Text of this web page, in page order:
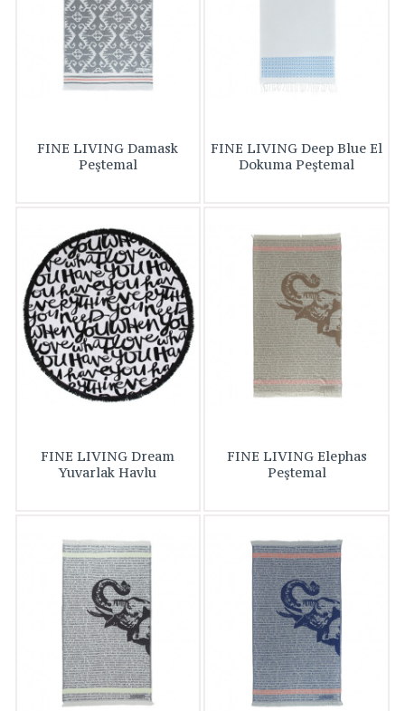
FINE LIVING Damask
Peştemal
FINE LIVING Deep Blue El
Dokuma Peştemal
FINE LIVING Dream
Yuvarlak Havlu
FINE LIVING Elephas
Peştemal